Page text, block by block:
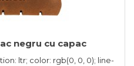
negru cu capac
ltr; color: rgb(0, 0, 0); line-